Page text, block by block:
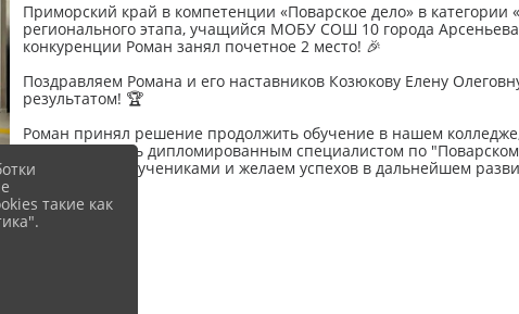
Приморский край в компетенции «Поварское дело» в
регионального этапа, учащийся МОБУ СОШ 10 города
конкуренции Роман занял почетное 2 место! 🎉
Поздравляем Романа и его наставников Козюкову Елену
результатом! 🏆
Роман принял решение продолжить обучение в нашем
уровень и стать дипломированным специалистом по
талантливыми учениками и желаем успехов в дальнейшем
такие как